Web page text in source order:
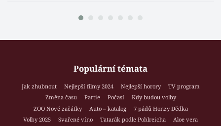
Populární témata
Jak zhubnout Nejlepší filmy 2024 Nejlepší horory
TV program
Změna času
Partie Počasí
Kdy budou volby
ZOO Nové začátky
Auto – katalog
7 pádů Honzy Dědka
Volby 2025
Svařené víno Tatarák podle Pohlreicha
Aloe vera